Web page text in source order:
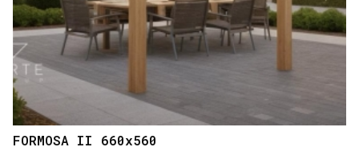
FORMOSA II 660x560